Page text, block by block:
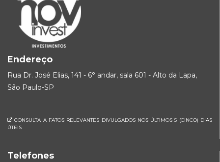
Endereço
Rua Dr. José Elias, 141 - 6° andar, sala 601 - Alto da Lapa,
São Paulo-SP
CONSULTA A FATOS RELEVANTES DIVULGADOS NOS ÚLTIMOS 5 (CINCO) DIAS
ÚTEIS
Telefones